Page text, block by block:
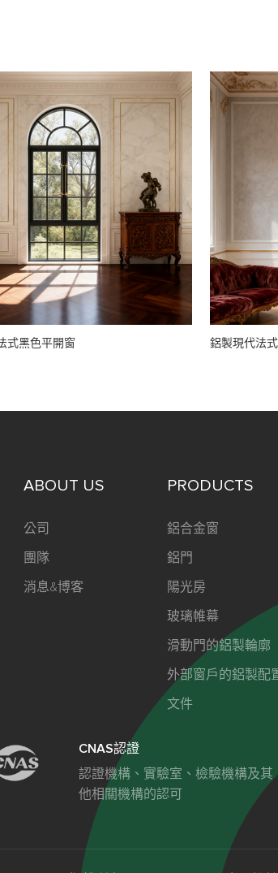
式黑色平開窗 鋁製現代法
ABOUT US
公司
團隊
消息&博客
PRODUCTS
鋁合金窗
鋁門
陽光房
玻璃帷幕
滑動門的鋁製輪廓
外部窗戶的鋁製配
文件
CNAS認證
認證機構、實驗室、檢驗機構及其
他相關機構的認可